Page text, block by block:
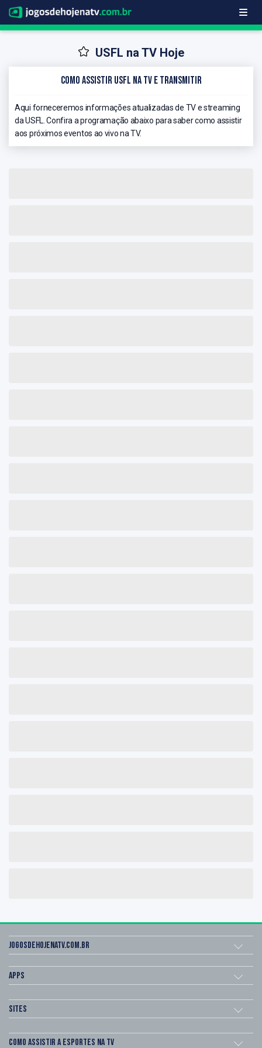
USFL na TV Hoje
Como Assistir USFL na TV e Transmitir
Aqui forneceremos informações atualizadas de TV e streaming
da USFL. Confira a programação abaixo para saber como assistir
aos próximos eventos ao vivo na TV.
Jogosdehojenatv.com.br
Apps
Sites
Como assistir a esportes na TV